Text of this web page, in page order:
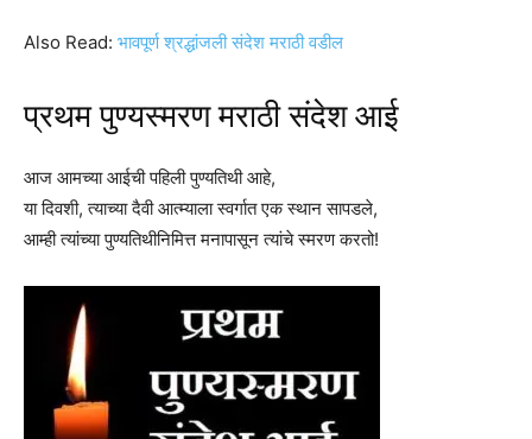
Also Read: भावपूर्ण श्रद्धांजली संदेश मराठी वडील
प्रथम पुण्यस्मरण मराठी संदेश आई
आज आमच्या आईची पहिली पुण्यतिथी आहे,
या दिवशी, त्याच्या दैवी आत्म्याला स्वर्गात एक स्थान सापडले,
आम्ही त्यांच्या पुण्यतिथीनिमित्त मनापासून त्यांचे स्मरण करतो!